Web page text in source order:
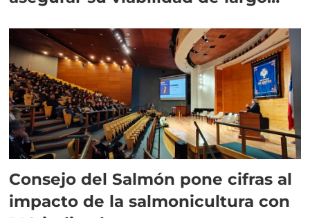
Consejo del Salmón pone cifras al
impacto de la salmonicultura con